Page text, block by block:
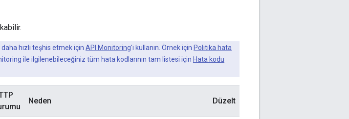
hızlı teşhis etmek için API Monitoring'i kullanın. Örnek için Politika hata
ile ilgilenebileceğiniz tüm hata kodlarının tam listesi için Hata kodu
Neden Düzelt